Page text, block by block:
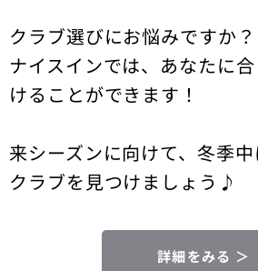
クラブ選びにお悩みですか？
ナイスインでは、あなたに
けることができます！
来シーズンに向けて、冬季
クラブを見つけましょう♪
詳細をみる ＞